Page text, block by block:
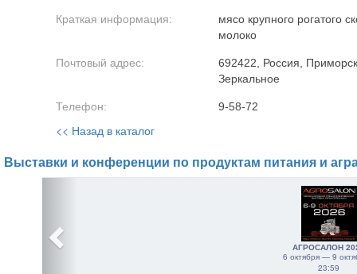
Краткая информация:
мясо крупного рогатого
молоко
Почтовый адрес:
692422, Россия,
Зеркальное
Телефон: 9-58-72
<< Назад в каталог
Выставки и конференции по продуктам питания и
АГРОСАЛОН
6 октября — 9
23:59